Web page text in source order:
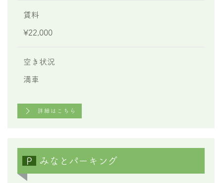
賃料
¥22,000
空き状況
満車
詳細はこちら
P みなとパーキング